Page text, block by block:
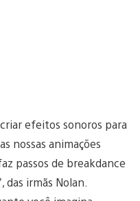
efeitos sonoros para
nossas animações
passos de breakdance
das irmãs Nolan.